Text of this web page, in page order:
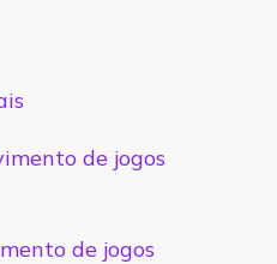
de jogos
de jogos